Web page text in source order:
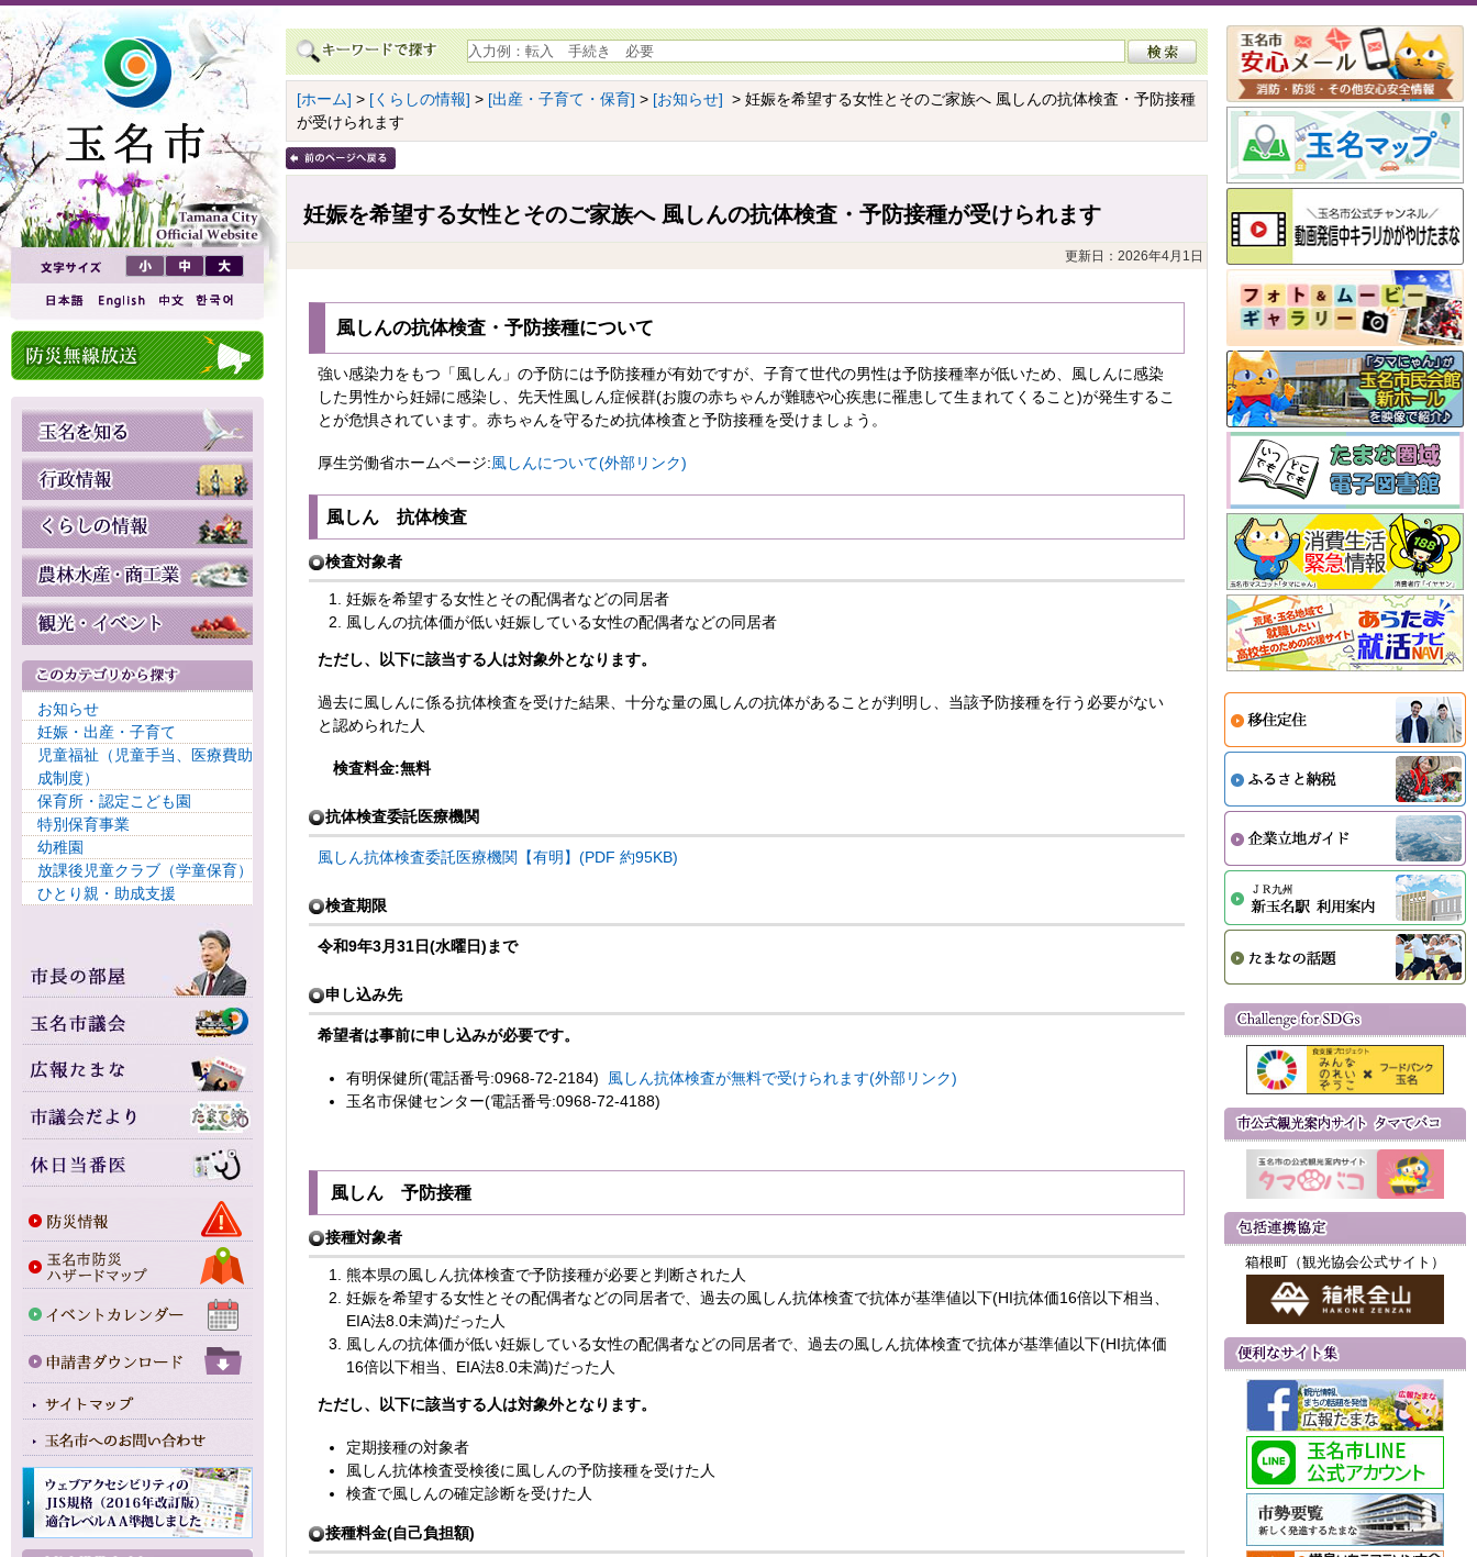
お知らせ
妊娠・出産・子育て
児童福祉（児童手当、医療費助
成制度）
保育所・認定こども園
特別保育事業
幼稚園
放課後児童クラブ（学童保育）
ひとり親・助成支援
[ホーム] > [くらしの情報] > [出産・子育て・保育] > [お知らせ] > 妊娠を希望する女性とそのご家族へ 風しんの抗体検査・予防接種
が受けられます
妊娠を希望する女性とそのご家族へ 風しんの抗体検査・予防接種が受けられます
更新日：2026年4月1日
風しんの抗体検査・予防接種について
強い感染力をもつ「風しん」の予防には予防接種が有効ですが、子育て世代の男性は予防接種率が低いため、風しんに感染
した男性から妊婦に感染し、先天性風しん症候群(お腹の赤ちゃんが難聴や心疾患に罹患して生まれてくること)が発生するこ
とが危惧されています。赤ちゃんを守るため抗体検査と予防接種を受けましょう。
厚生労働省ホームページ:風しんについて(外部リンク)
風しん 抗体検査
検査対象者
妊娠を希望する女性とその配偶者などの同居者
風しんの抗体価が低い妊娠している女性の配偶者などの同居者
ただし、以下に該当する人は対象外となります。
過去に風しんに係る抗体検査を受けた結果、十分な量の風しんの抗体があることが判明し、当該予防接種を行う必要がない
と認められた人
検査料金:無料
抗体検査委託医療機関
風しん抗体検査委託医療機関【有明】(PDF 約95KB)
検査期限
令和9年3月31日(水曜日)まで
申し込み先
希望者は事前に申し込みが必要です。
有明保健所(電話番号:0968-72-2184) 風しん抗体検査が無料で受けられます(外部リンク)
玉名市保健センター(電話番号:0968-72-4188)
風しん 予防接種
接種対象者
熊本県の風しん抗体検査で予防接種が必要と判断された人
妊娠を希望する女性とその配偶者などの同居者で、過去の風しん抗体検査で抗体が基準値以下(HI抗体価16倍以下相当、
EIA法8.0未満)だった人
風しんの抗体価が低い妊娠している女性の配偶者などの同居者で、過去の風しん抗体検査で抗体が基準値以下(HI抗体価
16倍以下相当、EIA法8.0未満)だった人
ただし、以下に該当する人は対象外となります。
定期接種の対象者
風しん抗体検査受検後に風しんの予防接種を受けた人
検査で風しんの確定診断を受けた人
接種料金(自己負担額)
箱根町（観光協会公式サイト）